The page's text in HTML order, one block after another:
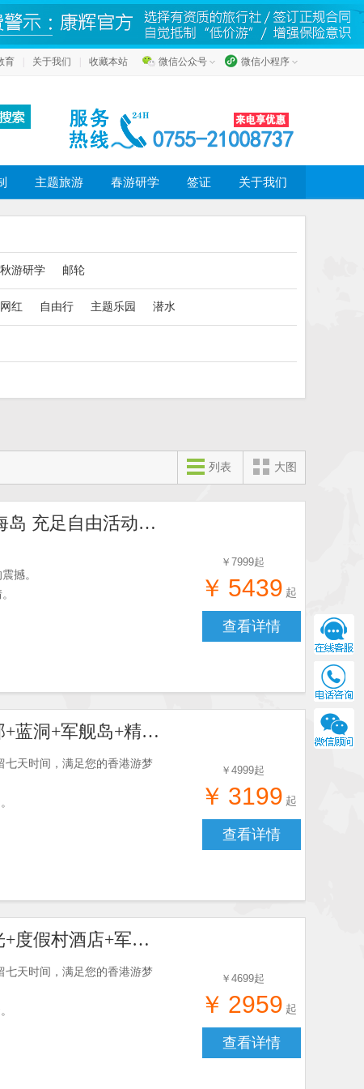
微信小程序
微信公众号
育 关于我们 收藏本站
主题旅游 春游研学 签证 关于我们
秋游研学 邮轮
网红 自由行 主题乐园 潜水
列表 大图
【塞班海岛旅游六日香港直飞】半自由行 免签网红海岛 充足自由活动时间 纯玩
撼。
￥ 7999起
￥ 5439 起
查看详情
【塞班海岛旅游六日】万岁崖+鸟岛+日军最后司令部+蓝洞+军舰岛+精彩行程北部观光
天时间，满足您的香港游梦
￥ 4999起
￥ 3199 起
查看详情
【塞班岛五日游】万岁崖+日军最后司令部+北部观光+度假村酒店+军舰岛+蓝洞
天时间，满足您的香港游梦
￥ 4699起
￥ 2959 起
查看详情